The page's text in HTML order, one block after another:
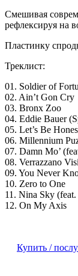
Смешивая
рефлексируя на
Пластинку
Треклист:
01. Soldier of
02. Ain’t Gon Cry
03. Bronx Zoo
04. Eddie Bauer
05. Let’s Be
06. Millennium
07. Damn Mo’
08. Verrazzano
09. You Never
10. Zero to One
11. Nina Sky
12. On My Axis
Купить /